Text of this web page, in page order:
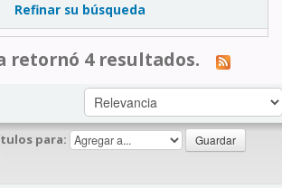
Refinar su búsqueda
retornó 4 resultados.
para: